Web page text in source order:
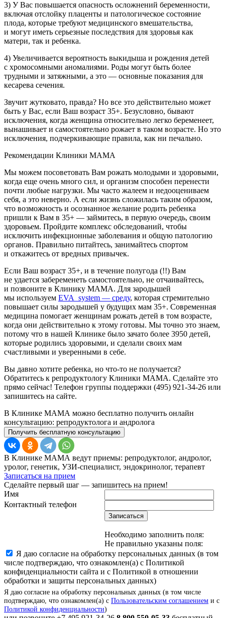
3) У Вас повышается опасность осложнений беременности,
включая отслойку плаценты и патологическое состояние
плода, которые требуют медицинского вмешательства,
и могут иметь серьезные последствия для здоровья как
матери, так и ребенка.
4) Увеличивается вероятность выкидыша и рождения детей
с хромосомными аномалиями. Роды могут быть более
трудными и затяжными, а это — основные показания для
кесарева сечения.
Звучит жутковато, правда? Но все это действительно может
быть у Вас, если Ваш возраст 35+. Безусловно, бывают
исключения, когда женщина относительно легко беременеет,
вынашивает и самостоятельно рожает в таком возрасте. Но это
исключения, подчеркивающие правила, как ни печально.
Рекомендации Клиники МАМА
Мы можем посоветовать Вам рожать молодыми и здоровыми,
когда еще очень много сил, и организм способен перенести
почти любые нагрузки. Мы часто жалеем и недооцениваем
себя, а это неверно. А если жизнь сложилась таким образом,
что возможность и осознанное желание родить ребенка
пришли к Вам в 35+ — займитесь, в первую очередь, своим
здоровьем. Пройдите комплекс обследований, чтобы
исключить инфекционные заболевания и общую патологию
органов. Правильно питайтесь, занимайтесь спортом
и откажитесь от вредных привычек.
Если Ваш возраст 35+, и в течение полугода (!!) Вам
не удается забеременеть самостоятельно, не отчаивайтесь,
и позвоните в Клинику МАМА. Для зародышей
мы используем EVA_system — среду, которая стремительно
повышает силы зародышей у будущих мам 35+. Современная
медицина помогает женщинам рожать детей в том возрасте,
когда они действительно к этому готовы. Мы точно это знаем,
потому что в нашей Клинике было зачато более 3950 детей,
которые родились здоровыми, и сделали своих мам
счастливыми и уверенными в себе.
Вы давно хотите ребенка, но что-то не получается?
Обратитесь к репродуктологу Клиники МАМА. Сделайте это
прямо сейчас! Телефон группы поддержки (495) 921-34-26 или
запишитесь на сайте.
В Клинике МАМА можно бесплатно получить онлайн
консультацию: репродуктолога и андролога
Получить бесплатную консультацию
В Клинике МАМА ведут приемы: репродуктолог, андролог,
уролог, генетик, УЗИ-специалист, эндокринолог, терапевт
Записаться на прием
Сделайте первый шаг — запишитесь на прием!
Имя
Контактный телефон
Записаться
Необходимо заполнить поля:
Не правильно указаны поля:
Я даю согласие на обработку персональных данных (в том
числе подтверждаю, что ознакомлен(а) с Политикой
конфиденциальности сайта и с Политикой в отношении
обработки и защиты персональных данных)
Я даю согласие на обработку персональных данных (в том числе
подтверждаю, что ознакомлен(а) с Пользовательским соглашением и с
Политикой конфиденциальности)